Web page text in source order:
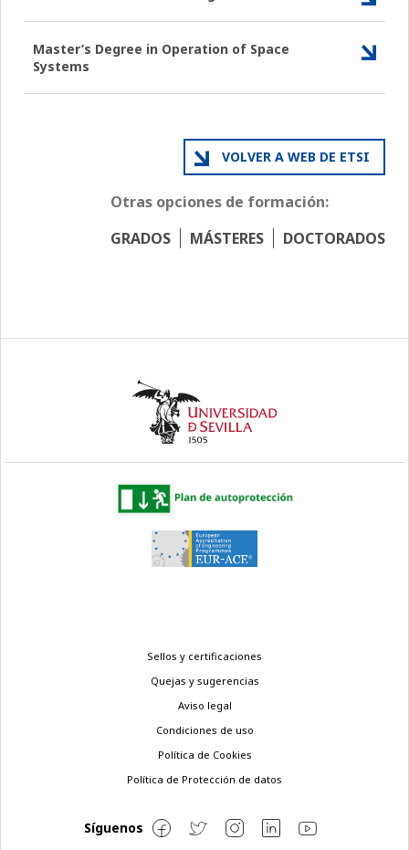
Master’s Degree in Operation of Space
Systems
VOLVER A WEB DE ETSI
Otras opciones de formación:
GRADOS
MÁSTERES DOCTORADOS
Sellos y certificaciones
Quejas y sugerencias
Aviso legal
Condiciones de uso
Política de Cookies
Política de Protección de datos
Síguenos